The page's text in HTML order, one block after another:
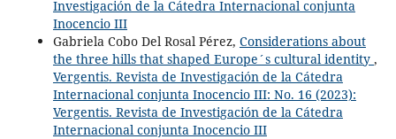
Investigación de la Cátedra Internacional conjunta
Inocencio III
Gabriela Cobo Del Rosal Pérez, Considerations about
the three hills that shaped Europe´s cultural identity ,
Vergentis. Revista de Investigación de la Cátedra
Internacional conjunta Inocencio III: No. 16 (2023):
Vergentis. Revista de Investigación de la Cátedra
Internacional conjunta Inocencio III